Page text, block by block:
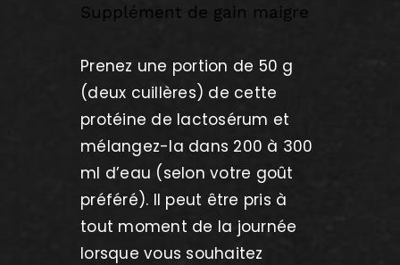
Supplément de gain maigre
Prenez une portion de 50 g
(deux cuillères) de cette
protéine de lactosérum et
mélangez-la dans 200 à 300
ml d’eau (selon votre goût
préféré). Il peut être pris à
tout moment de la journée
lorsque vous souhaitez